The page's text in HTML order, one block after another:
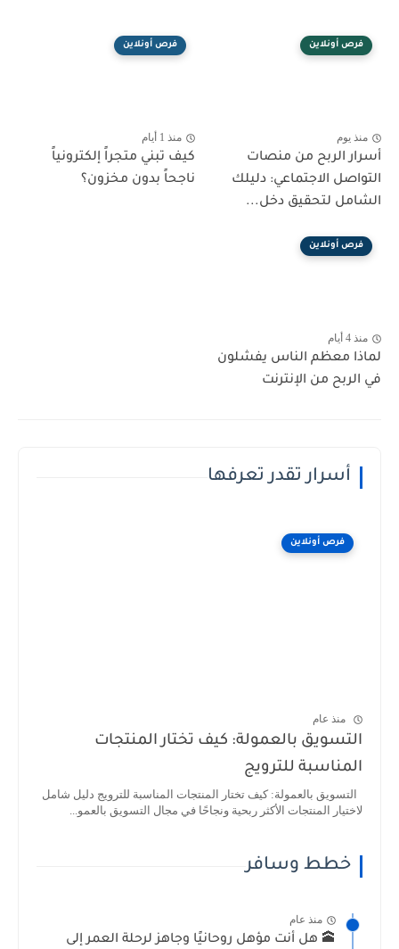
فرص أونلاين
منذ يوم
أسرار الربح من منصات
التواصل الاجتماعي: دليلك
الشامل لتحقيق دخل...
فرص أونلاين
منذ 1 أيام
كيف تبني متجراً إلكترونياً
ناجحاً بدون مخزون؟
فرص أونلاين
منذ 4 أيام
لماذا معظم الناس يفشلون
في الربح من الإنترنت
أسرار تقدر تعرفها
فرص أونلاين
منذ عام
التسويق بالعمولة: كيف تختار المنتجات
المناسبة للترويج
التسويق بالعمولة: كيف تختار المنتجات المناسبة للترويج دليل شامل
لاختيار المنتجات الأكثر ربحية ونجاحًا في مجال التسويق بالعمو...
خطط وسافر
منذ عام
🕋 هل أنت مؤهل روحانيًا وجاهز لرحلة العمر إلى